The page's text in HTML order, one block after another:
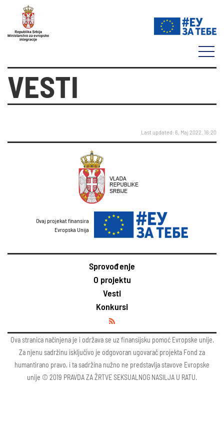
VESTI
Last updated: 6. Maj 2022. 16:20
Ovaj projekat finansira
Evropska Unija
Sprovođenje
O projektu
Vesti
Konkursi
Ova stranica načinjena je i održava se uz finansijsku pomoć Evropske unije.
Za njenu sadržinu isključivo je odgovoran ugovarač projekta Fond za
humantirano pravo, i ta sadržina nužno ne predstavlja stavove Evropske
unije © 2019 PRAVDA ZA ŽRTVE SEKSUALNOG NASILJA U RATU.